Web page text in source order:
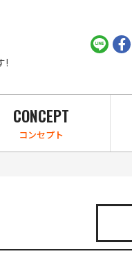
!
CONCEPT
コンセプト